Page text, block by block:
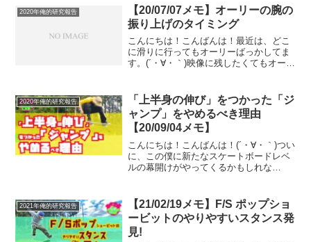
ですね(´・∀・｀)よくHOW TOで聞く言...
2020年俺的研究報告
【20/07/07メモ】オーリーの腕の
振り上げのタイミング
こんにちは！こんばんは！最近は、どこ
に滑りに行ってもオーリーばっかしてま
す。(´・∀・｀)映像に残したくてもオーリ
でいいっちゃいいのだと思います。そこ
そ...
2020年俺的研究報告
「上半身の伸び」をつかった「ジ
ャンプ」をやめるべき理由
【20/09/04メモ】
こんにちは！こんばんは！(´・∀・｀)つい
に、この僕に新たなスケートボードレベ
ルの幕開けがやってくるかもしれな
｀)笑仮説とイメトレが止まりません(´・
∀・｀)は...
2021年俺的研究報告
【21/02/19メモ】F/S ポップショ
ービットのやりやすいスタンス発
見!